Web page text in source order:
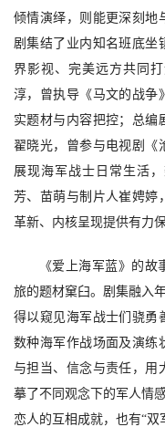
倾情演绎，则能更深刻地
剧集结了业内知名班底坐
界影视、完美远方共同
淳，曾执导《马文的战争
实题材与内容把控；总编
翟晓光，曾参与电视剧《
展现海军战士日常生活
芳、苗萌与制片人崔娉婷
革新、内核呈现提供有力保
《爱上海军蓝》的
旅的题材窠臼。剧集融入
得以窥见海军战士们骁勇
数种海军作战场面及演练
与担当、信念与责任，用
摹了不同观念下的军人情
恋人的互相成就，也有“